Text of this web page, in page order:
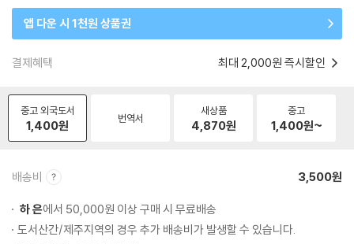
앱 다운 시 1천원 상품권
결제혜택 최대 2,000원 즉시할인
중고 외국도서
1,400원 번역서
새상품
4,870원
중고
1,400원~
배송비 3,500원
하 은에서 50,000원 이상 구매 시 무료배송
도서산간/제주지역의 경우 추가 배송비가 발생할 수 있습니다.